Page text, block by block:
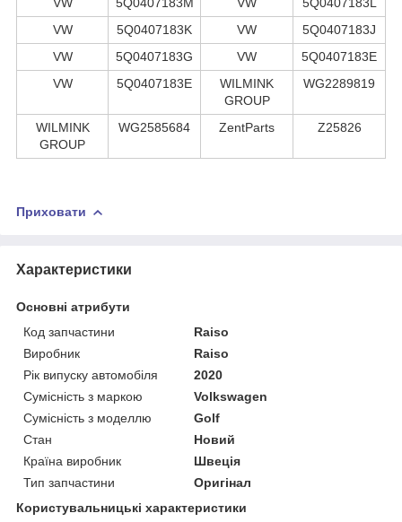
VW
5Q0407183K VW
5Q0407183J
VW
5Q0407183G VW
5Q0407183E
VW
5Q0407183E
WILMINK
GROUP
WG2289819
WILMINK
GROUP
WG2585684 ZentParts Z25826
Приховати
Характеристики
Основні атрибути
Код запчастини
Raiso
Виробник
Raiso
Рік випуску автомобіля
2020
Сумісність з маркою
Volkswagen
Сумісність з моделлю
Golf
Стан
Новий
Країна виробник
Швеція
Тип запчастини
Оригінал
Користувальницькі характеристики